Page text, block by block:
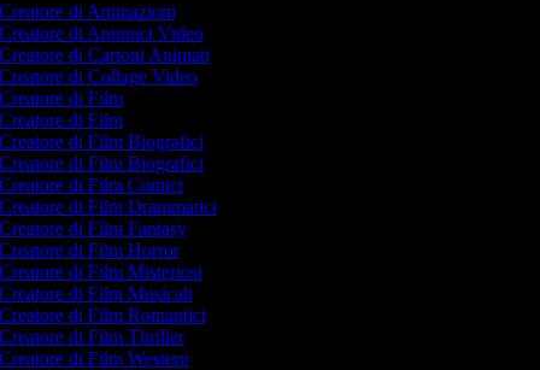
di Animazioni
di Annunci Video
di Cartoni Animati
di Collage Video
di Film
di Film
di Film Biografici
di Film Biografici
di Film Comici
di Film Drammatici
di Film Fantasy
di Film Horror
di Film Misteriosi
di Film Musicali
di Film Romantici
di Film Thriller
di Film Western